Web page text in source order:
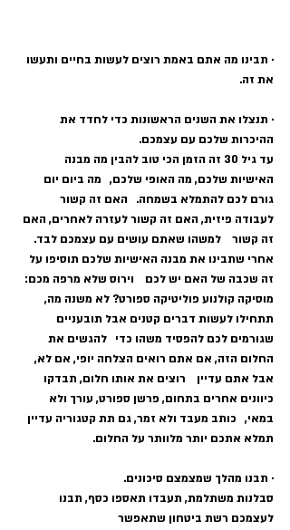
· תבינו מה אתם באמת רוצים לעשות בחיים ותעשו
את זה.
· תנצלו את השנים הראשונות כדי לחדד את
ההיכרות שלכם עם עצמכם.
עד גיל 30 זה הזמן הכי טוב להבין מה מבנה
האישיות שלכם, מה האופי שלכם,   מה ביום יום
גורם לכם להתמלא בשמחה.   האם זה קשור
לעבודה פיזית, האם זה קשור לעזרה לאחרים, האם
זה קשור    למשהו שאתם עושים עם עצמכם לבד.
אחרי שתבינו את מבנה האישיות שלכם תוסיפו על
זה שכבה של האם יש לכם    וירוס שלא מרפה מכם:
מוסיקה קולנוע פוליטיקה ספורט? לא משנה מה,
תתחילו לעשות דברים קטנים אבל תובעניים
שגורמים לכם להפסיד משהו כדי   להגשים את
החלום הזה, אם אתם רואים הצלחה יופי, אם לא,
אבל אתם עדיין    רוצים את אותו חלום, תבדקו
כיוונים אחרים בתחום, פרשן ספורט, עורך ולא
במאי,   כותב מעבד ולא זמר, גם תת קטגוריה עדיין
תמלא אתכם יותר מלוותר על החלום.
· תבנו מהלך שמצמצם סיכונים.
סבלנות משתלמת, תעבדו תאספו כסף, תבנו
לעצמכם רשת ביטחון שתאפשר